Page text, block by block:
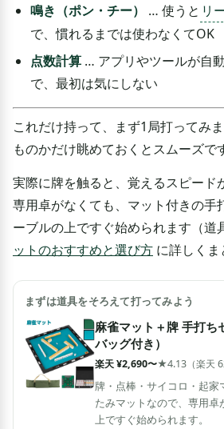
鳴き（ポン・チー） … 使うと リ
で、慣れるまでは使わなくてOK
点数計算 … アプリやツールが自
で、最初は気にしない
これだけ持って、まず1局打ってみ
ものかだけ眺めておくとスムーズで
実際に牌を触ると、覚えるスピード
専用卓がなくても、マット付きの手
ーブルの上ですぐ始められます（道
ットのおすすめと選び方 に詳しくま
まずは道具をそろえて打ってみよう
麻雀マット＋牌 手打ち
バッグ付き）
楽天 ¥2,690〜★4.13（楽天
牌・点棒・サイコロ・起家
たみマットなので、専用
上ですぐ始められます。